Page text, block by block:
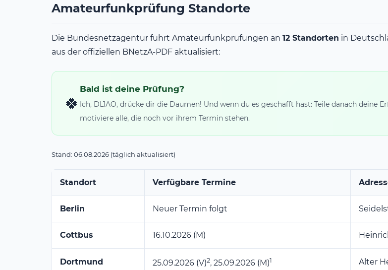
Amateurfunkprüfung Standorte
Die Bundesnetzagentur führt Amateurfunkprüfungen an 12 Standorten in
aus der offiziellen BNetzA-PDF aktualisiert:
🍀
Bald ist deine Prüfung?
Ich, DL1AO, drücke dir die Daumen! Und wenn du es geschafft hast: Teile danach deine
motiviere alle, die noch vor ihrem Termin stehen.
Stand: 06.08.2026 (täglich aktualisiert)
Standort Verfügbare Termine
Berlin Neuer Termin folgt
Cottbus 16.10.2026 (M)
Dortmund 25.09.2026 (V)2, 25.09.2026 (M)1 Alter